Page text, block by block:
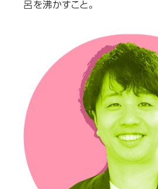
呂を沸かすこと。